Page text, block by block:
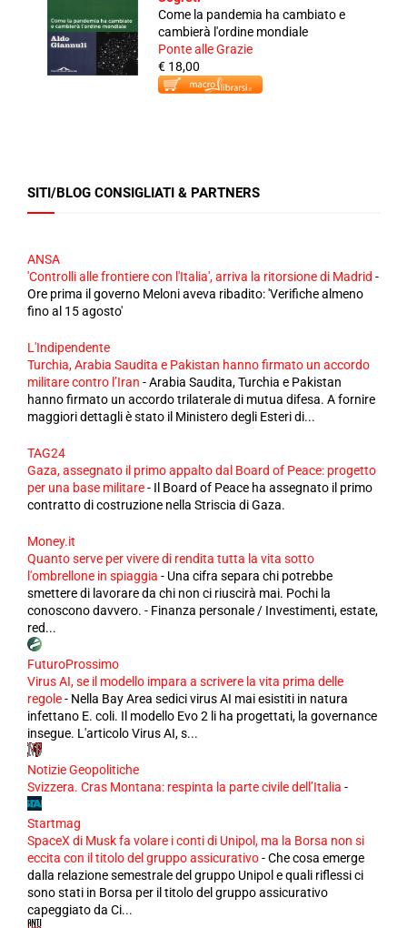
Come la pandemia ha cambiato e
cambierà l'ordine mondiale
Ponte alle Grazie
€ 18,00
SITI/BLOG CONSIGLIATI & PARTNERS
ANSA
'Controlli alle frontiere con l'Italia', arriva la ritorsione di Madrid -
Ore prima il governo Meloni aveva ribadito: 'Verifiche almeno
fino al 15 agosto'
L'Indipendente
Turchia, Arabia Saudita e Pakistan hanno firmato un accordo
militare contro l’Iran -Arabia Saudita, Turchia e Pakistan
hanno firmato un accordo trilaterale di mutua difesa. A fornire
maggiori dettagli è stato il Ministero degli Esteri di...
TAG24
Gaza, assegnato il primo appalto dal Board of Peace: progetto
per una base militare- Il Board of Peace ha assegnato il primo
contratto di costruzione nella Striscia di Gaza.
Money.it
Quanto serve per vivere di rendita tutta la vita sotto
l'ombrellone in spiaggia - Una cifra separa chi potrebbe
smettere di lavorare da chi non ci riuscirà mai. Pochi la
conoscono davvero. - Finanza personale / Investimenti, estate,
red...
FuturoProssimo
Virus AI, se il modello impara a scrivere la vita prima delle
regole- Nella Bay Area sedici virus AI mai esistiti in natura
infettano E. coli. Il modello Evo 2 li ha progettati, la governance
insegue. L'articolo Virus AI, s...
Notizie Geopolitiche
Svizzera. Cras Montana: respinta la parte civile dell’Italia -
Startmag
SpaceX di Musk fa volare i conti di Unipol, ma la Borsa non si
eccita con il titolo del gruppo assicurativo-Che cosa emerge
dalla relazione semestrale del gruppo Unipol e quali riflessi ci
sono stati in Borsa per il titolo del gruppo assicurativo
capeggiato da Ci...